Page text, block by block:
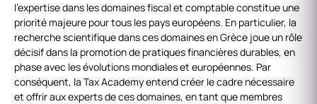
l’expertise dans les domaines fiscal et comptable constitue une
priorité majeure pour tous les pays européens. En particulier, la
recherche scientifique dans ces domaines en Grèce joue un rôle
décisif dans la promotion de pratiques financières durables, en
phase avec les évolutions mondiales et européennes. Par
conséquent, la Tax Academy entend créer le cadre nécessaire
et offrir aux experts de ces domaines, en tant que membres